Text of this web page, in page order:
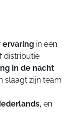
ervaring in een
distributie
in de nacht.
slaagt zijn team
en